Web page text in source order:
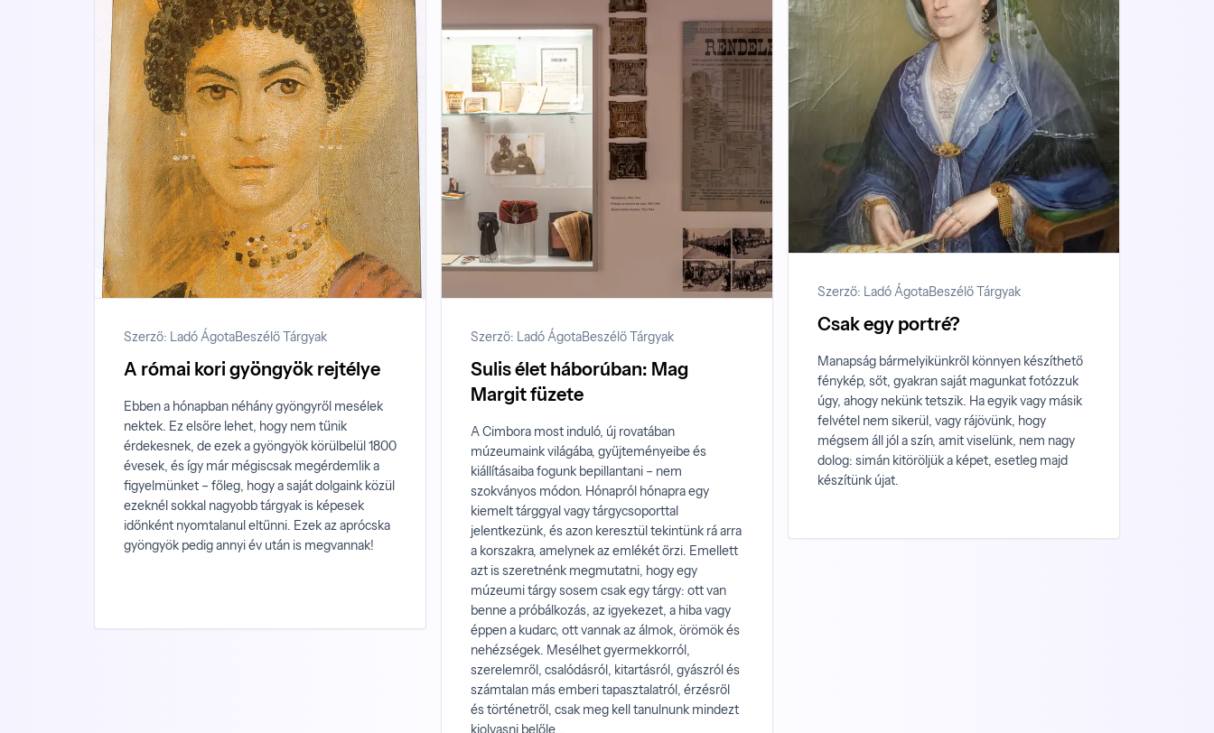
Szerző: Ladó ÁgotaBeszélő Tárgyak
Csak egy portré?
Manapság bármelyikünkről könnyen készíthető
fénykép, sőt, gyakran saját magunkat fotózzuk
úgy, ahogy nekünk tetszik. Ha egyik vagy másik
felvétel nem sikerül, vagy rájövünk, hogy
mégsem áll jól a szín, amit viselünk, nem nagy
dolog: simán kitöröljük a képet, esetleg majd
készítünk újat.
Szerző: Ladó ÁgotaBeszélő Tárgyak
A római kori gyöngyök rejtélye
Ebben a hónapban néhány gyöngyről mesélek
nektek. Ez elsőre lehet, hogy nem tűnik
érdekesnek, de ezek a gyöngyök körülbelül 1800
évesek, és így már mégiscsak megérdemlik a
figyelmünket – főleg, hogy a saját dolgaink közül
ezeknél sokkal nagyobb tárgyak is képesek
időnként nyomtalanul eltűnni. Ezek az aprócska
gyöngyök pedig annyi év után is megvannak!
Szerző: Ladó ÁgotaBeszélő Tárgyak
Sulis élet háborúban: Mag
Margit füzete
A Cimbora most induló, új rovatában
múzeumaink világába, gyűjteményeibe és
kiállításaiba fogunk bepillantani – nem
szokványos módon. Hónapról hónapra egy
kiemelt tárggyal vagy tárgycsoporttal
jelentkezünk, és azon keresztül tekintünk rá arra
a korszakra, amelynek az emlékét őrzi. Emellett
azt is szeretnénk megmutatni, hogy egy
múzeumi tárgy sosem csak egy tárgy: ott van
benne a próbálkozás, az igyekezet, a hiba vagy
éppen a kudarc, ott vannak az álmok, örömök és
nehézségek. Mesélhet gyermekkorról,
szerelemről, csalódásról, kitartásról, gyászról és
számtalan más emberi tapasztalatról, érzésről
és történetről, csak meg kell tanulnunk mindezt
kiolvasni belőle...